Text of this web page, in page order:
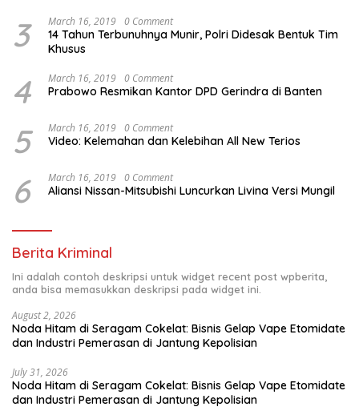
3 March 16, 2019 0 Comment
14 Tahun Terbunuhnya Munir, Polri Didesak Bentuk Tim
Khusus
4 March 16, 2019 0 Comment
Prabowo Resmikan Kantor DPD Gerindra di Banten
5 March 16, 2019 0 Comment
Video: Kelemahan dan Kelebihan All New Terios
6 March 16, 2019 0 Comment
Aliansi Nissan-Mitsubishi Luncurkan Livina Versi Mungil
Berita Kriminal
Ini adalah contoh deskripsi untuk widget recent post wpberita,
anda bisa memasukkan deskripsi pada widget ini.
August 2, 2026
Noda Hitam di Seragam Cokelat: Bisnis Gelap Vape Etomidate
dan Industri Pemerasan di Jantung Kepolisian
July 31, 2026
Noda Hitam di Seragam Cokelat: Bisnis Gelap Vape Etomidate
dan Industri Pemerasan di Jantung Kepolisian